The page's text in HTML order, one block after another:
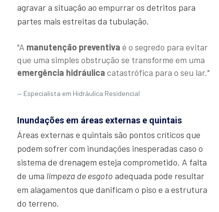
agravar a situação ao empurrar os detritos para
partes mais estreitas da tubulação.
"A manutenção preventiva é o segredo para evitar
que uma simples obstrução se transforme em uma
emergência hidráulica catastrófica para o seu lar."
Especialista em Hidráulica Residencial
Inundações em áreas externas e quintais
Áreas externas e quintais são pontos críticos que
podem sofrer com inundações inesperadas caso o
sistema de drenagem esteja comprometido. A falta
de uma limpeza de esgoto adequada pode resultar
em alagamentos que danificam o piso e a estrutura
do terreno.